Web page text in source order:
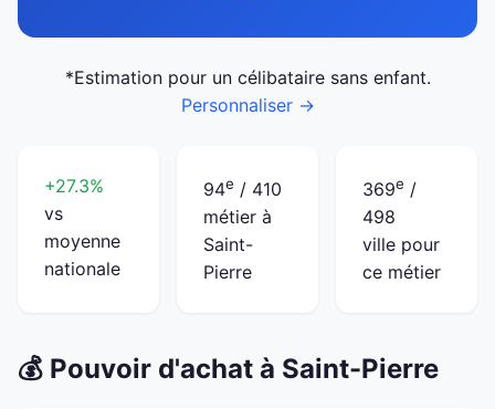
*Estimation pour un célibataire sans enfant.
Personnaliser →
+27.3%
vs
moyenne
nationale
94e / 410
métier à
Saint-
Pierre
369e /
498
ville pour
ce métier
💰 Pouvoir d'achat à Saint-Pierre